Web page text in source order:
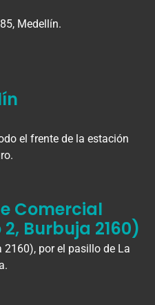
Medellín.
el frente de la estación
Comercial
Burbuja 2160)
2160), por el pasillo de La